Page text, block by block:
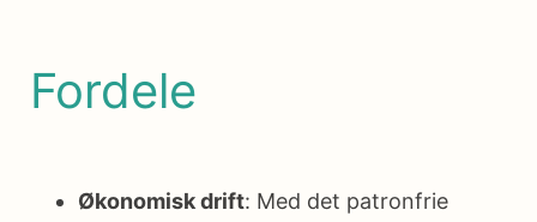
Fordele
Økonomisk drift: Med det patronfrie